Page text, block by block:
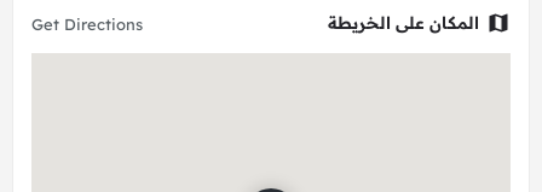
المكان على الخريطة Get Directions